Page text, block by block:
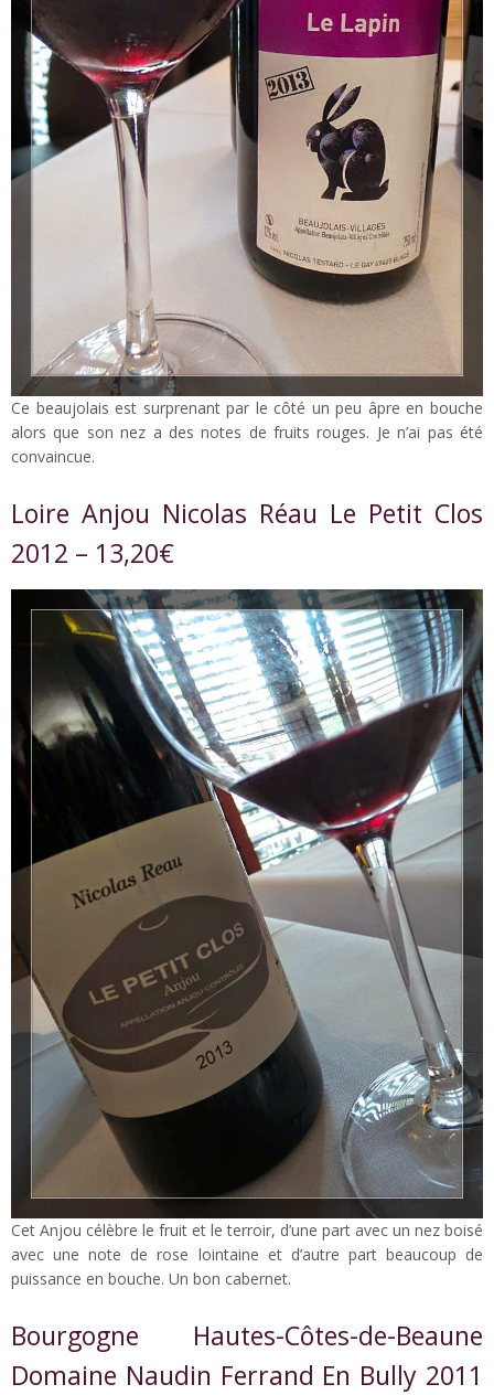
Ce beaujolais est surprenant par le côté un peu âpre en bouche
alors que son nez a des notes de fruits rouges. Je n’ai pas été
convaincue.
Loire Anjou Nicolas Réau Le Petit Clos
2012 – 13,20€
Cet Anjou célèbre le fruit et le terroir, d’une part avec un nez boisé
avec une note de rose lointaine et d’autre part beaucoup de
puissance en bouche. Un bon cabernet.
Bourgogne Hautes-Côtes-de-Beaune
Domaine Naudin Ferrand En Bully 2011